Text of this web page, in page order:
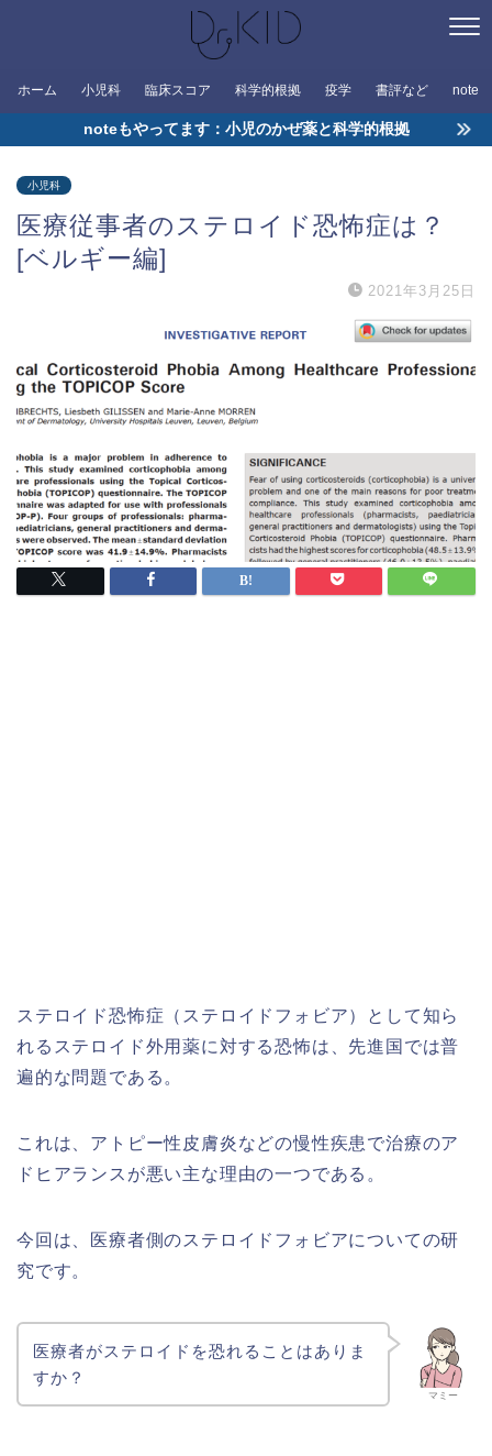
ホーム 小児科 臨床スコア 科学的根拠 疫学 書評など note
noteもやってます：小児のかぜ薬と科学的根拠
小児科
医療従事者のステロイド恐怖症は？
[ベルギー編]
2021年3月25日
ステロイド恐怖症（ステロイドフォビア）として知ら
れるステロイド外用薬に対する恐怖は、先進国では普
遍的な問題である。
これは、アトピー性皮膚炎などの慢性疾患で治療のア
ドヒアランスが悪い主な理由の一つである。
今回は、医療者側のステロイドフォビアについての研
究です。
マミー
医療者がステロイドを恐れることはありま
すか？